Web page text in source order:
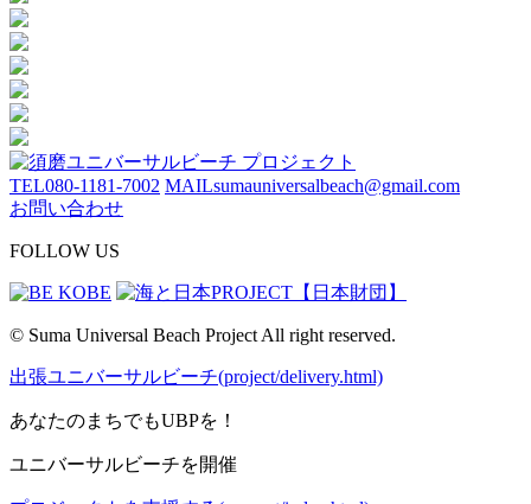
TEL080-1181-7002 MAILsumauniversalbeach@gmail.com
お問い合わせ
FOLLOW US
© Suma Universal Beach Project All right reserved.
出張ユニバーサルビーチ(project/delivery.html)
あなたのまちでもUBPを！
ユニバーサルビーチを開催